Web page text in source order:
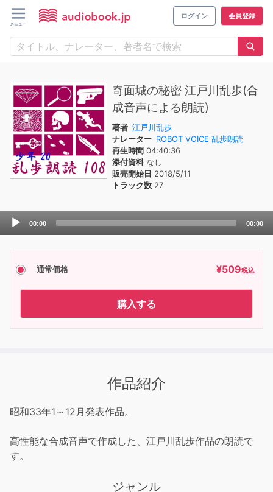
ログイン 会員登録
奇面城の秘密 江戸川乱歩(合
成音声による朗読)
著者 江戸川乱歩
ナレーター ROBOT VOICE 乱歩朗読
再生時間 04:40:36
添付資料なし
販売開始日 2018/5/11
トラック数 27
Audio
00:00 00:00
通常価格 ¥509税込
購入する
作品紹介
昭和33年1～12月発表作品。
高性能な合成音声で作成した、江戸川乱歩作品の朗読で
す。
ジャンル